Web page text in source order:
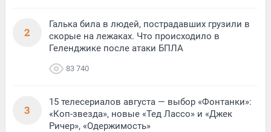
2
Галька била в людей, пострадавших грузили в
скорые на лежаках. Что происходило в
Геленджике после атаки БПЛА
83 740
3
15 телесериалов августа — выбор «Фонтанки»:
«Коп-звезда», новые «Тед Лассо» и «Джек
Ричер», «Одержимость»